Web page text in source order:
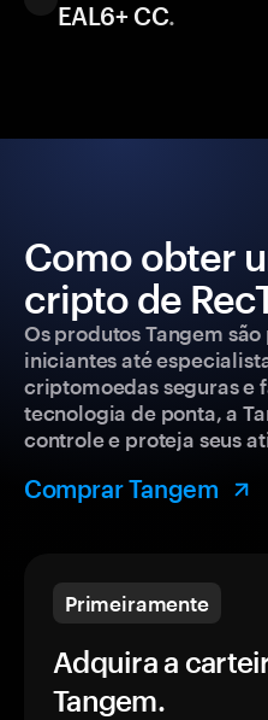
EAL6+ CC.
Como obter
cripto de
Os produtos Tangem
iniciantes até
criptomoedas seguras e
tecnologia de ponta, a
controle e proteja seus
Comprar Tangem
Primeiramente
Adquira a
Tangem.